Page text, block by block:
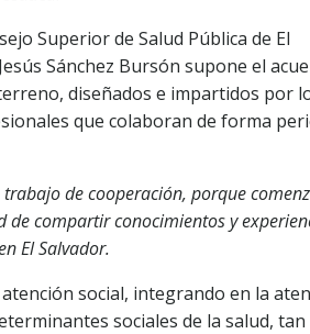
Superior de Salud Pública de El
Sánchez Bursón supone el
diseñados e impartidos por
que colaboran de forma
de cooperación, porque
compartir conocimientos y
El Salvador.
social, integrando en la
sociales de la salud, tan